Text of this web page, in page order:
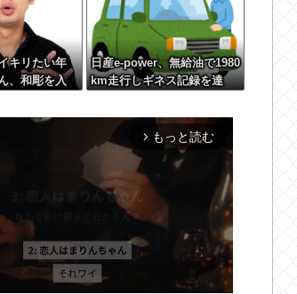
キリたい年
、和彫を入
日産e-power、無給油で1980
km走行しギネス記録を達
けでした…